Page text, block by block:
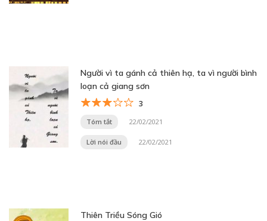
Người vì ta gánh cả thiên hạ, ta vì người bình
loạn cả giang sơn
3
Tóm tắt 22/02/2021
Lời nói đầu 22/02/2021
Thiên Triều Sóng Gió